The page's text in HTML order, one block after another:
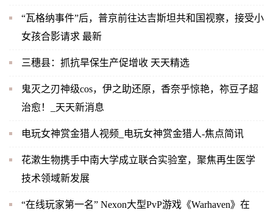
“瓦格纳事件”后，普京前往达吉斯坦共和国视察，接受小
女孩合影请求 最新
三穗县：抓抗旱保生产促增收 天天精选
鬼灭之刃神级cos，伊之助还原，香奈乎惊艳，祢豆子超
治愈！_天天新消息
电玩女神赏金猎人视频_电玩女神赏金猎人-焦点简讯
花漱生物携手中南大学成立联合实验室，聚焦再生医学
技术领域新发展
“在线玩家第一名” Nexon大型PvP游戏《Warhaven》在